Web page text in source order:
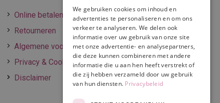
Online betalen
Retourneren
Algemene voorwaarden
Privacy & Cookie policy
Disclaimer
We gebruiken cookies om inhoud en
advertenties te personaliseren en om ons
verkeer te analyseren. We delen ook
informatie over uw gebruik van onze site
met onze advertentie- en analysepartners,
die deze kunnen combineren met andere
informatie die u aan hen heeft verstrekt of
die zij hebben verzameld door uw gebruik
van hun diensten. Privacybeleid